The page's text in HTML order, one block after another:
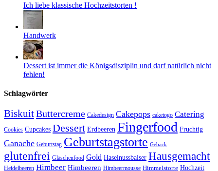
Ich liebe klassische Hochzeitstorten !
Handwerk
Dessert ist immer die Königsdisziplin und darf natürlich nicht
fehlen!
Schlagwörter
BiskuitButtercreme Cakedesign Cakepops caketogo Catering
Cookies Cupcakes Dessert Erdbeeren Fingerfood Fruchtig
Ganache Geburtstag Geburtstagstorte Gebäck
glutenfrei Gläschenfood Gold Haselnussbaiser Hausgemacht
Heidelbeeren Himbeer Himbeeren Himbeermousse Himmelstorte Hochzeit